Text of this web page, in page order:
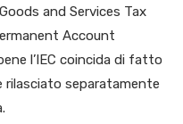
and Services Tax
Account
l’IEC coincida di fatto
rilasciato separatamente